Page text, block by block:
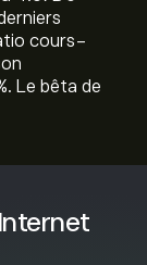
cours-
Le bêta de